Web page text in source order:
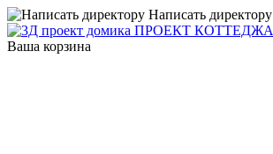
Написать директору
ПРОЕКТ КОТТЕДЖА
Ваша корзина